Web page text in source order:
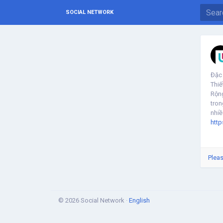
SOCIAL NETWORK
Đặc
© 2026 Social Network · English